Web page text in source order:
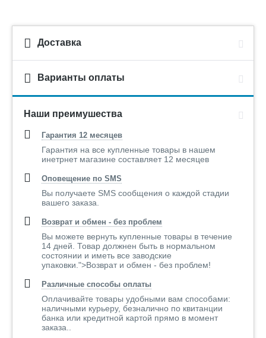
Доставка
Варианты оплаты
Наши преимушества
Гарантия 12 месяцев
Гарантия на все купленные товары в нашем
инетрнет магазине составляет 12 месяцев
Оповещение по SMS
Вы получаете SMS сообщения о каждой стадии
вашего заказа.
Возврат и обмен - без проблем
Вы можете вернуть купленные товары в течение
14 дней. Товар должнен быть в нормальном
состоянии и иметь все заводские
упаковки.">Возврат и обмен - без проблем!
Различные способы оплаты
Оплачивайте товары удобными вам способами:
наличными курьеру, безналично по квитанции
банка или кредитной картой прямо в момент
заказа..